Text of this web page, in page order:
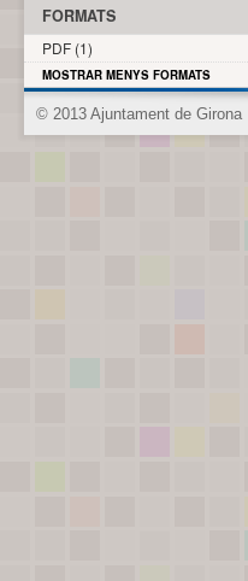
FORMATS
PDF (1)
MOSTRAR MENYS FORMATS
© 2013 Ajuntament de Girona